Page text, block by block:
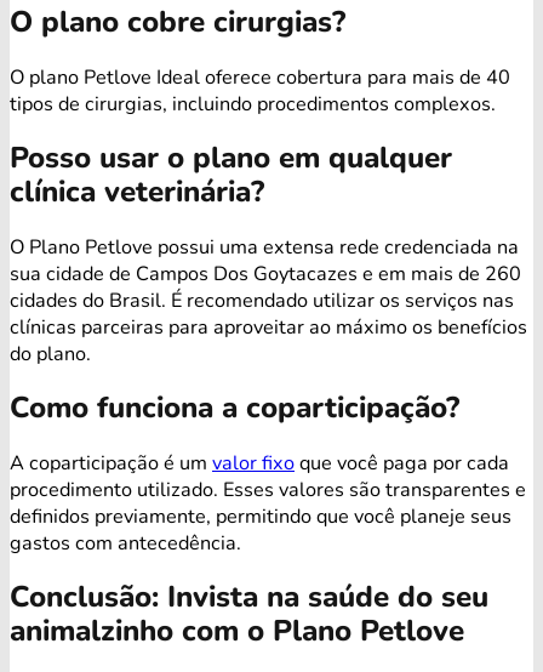
O plano cobre cirurgias?
O plano Petlove Ideal oferece cobertura para mais de 40
tipos de cirurgias, incluindo procedimentos complexos.
Posso usar o plano em qualquer
clínica veterinária?
O Plano Petlove possui uma extensa rede credenciada na
sua cidade de Campos Dos Goytacazes e em mais de 260
cidades do Brasil. É recomendado utilizar os serviços nas
clínicas parceiras para aproveitar ao máximo os benefícios
do plano.
Como funciona a coparticipação?
A coparticipação é um valor fixoque você paga por cada
procedimento utilizado. Esses valores são transparentes e
definidos previamente, permitindo que você planeje seus
gastos com antecedência.
Conclusão: Invista na saúde do seu
animalzinho com o Plano Petlove